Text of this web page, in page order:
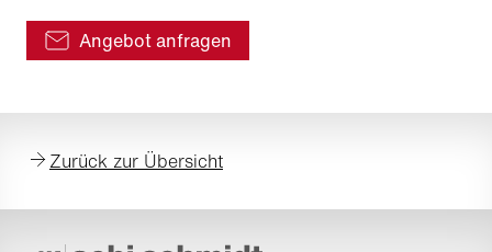
Angebot anfragen
Zurück zur Übersicht